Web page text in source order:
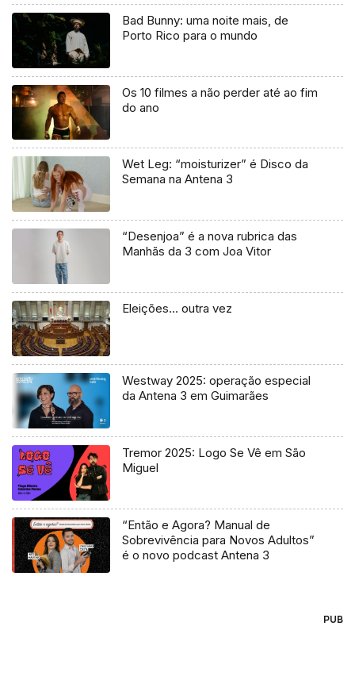
Bad Bunny: uma noite mais, de
Porto Rico para o mundo
Os 10 filmes a não perder até ao fim
do ano
Wet Leg: “moisturizer” é Disco da
Semana na Antena 3
“Desenjoa” é a nova rubrica das
Manhãs da 3 com Joa Vitor
Eleições… outra vez
Westway 2025: operação especial
da Antena 3 em Guimarães
Tremor 2025: Logo Se Vê em São
Miguel
“Então e Agora? Manual de
Sobrevivência para Novos Adultos”
é o novo podcast Antena 3
PUB